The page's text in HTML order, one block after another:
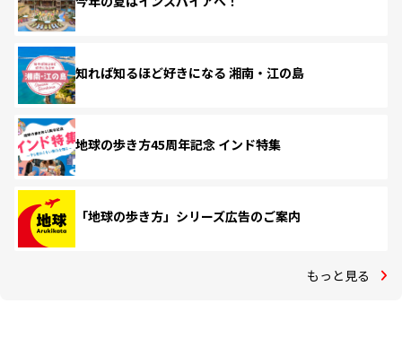
知れば知るほど好きになる 湘南・江の島
地球の歩き方45周年記念 インド特集
「地球の歩き方」シリーズ広告のご案内
もっと見る